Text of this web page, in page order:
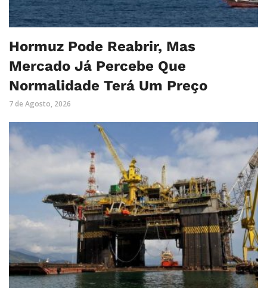
Hormuz Pode Reabrir, Mas
Mercado Já Percebe Que
Normalidade Terá Um Preço
7 de Agosto, 2026